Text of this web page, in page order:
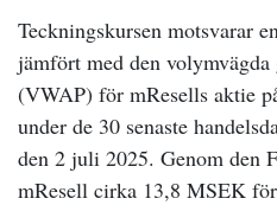
Teckningskursen motsvarar
jämfört med den volymvägda
(VWAP) för mResells aktie
under de 30 senaste
den 2 juli 2025. Genom den
mResell cirka 13,8 MSEK